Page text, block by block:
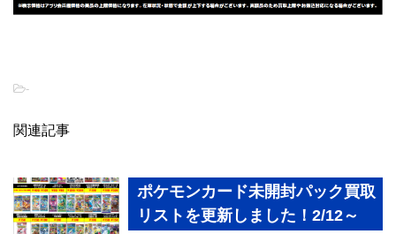
-
関連記事
ポケモンカード未開封パック買取
リストを更新しました！2/12～